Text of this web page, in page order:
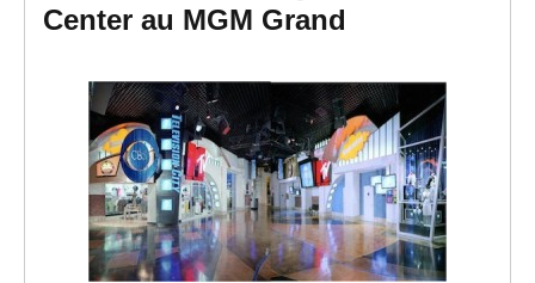
Center au MGM Grand